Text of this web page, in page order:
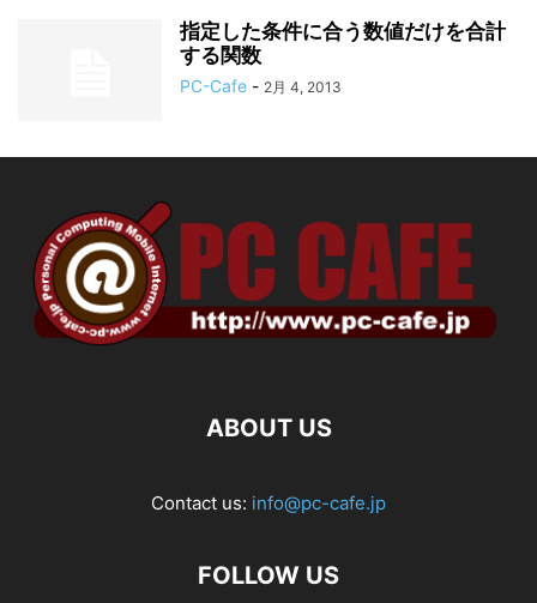
指定した条件に合う数値だけを合計
する関数
PC-Cafe - 2月 4, 2013
ABOUT US
Contact us: info@pc-cafe.jp
FOLLOW US